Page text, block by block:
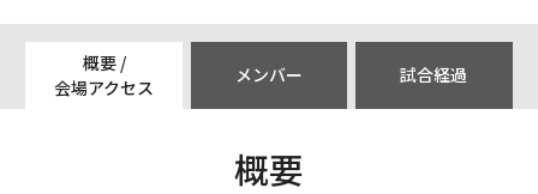
概要 /
会場アクセス
メンバー 試合経過
概要